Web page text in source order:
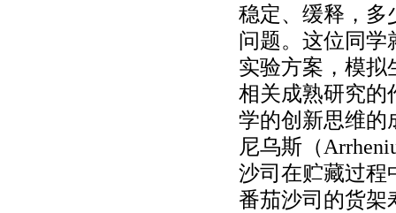
稳定、缓释，多
问题。这位同学
实验方案，模拟
相关成熟研究的
学的创新思维的
尼乌斯（
沙司在贮藏过程
番茄沙司的货架